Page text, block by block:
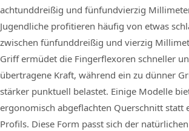
achtunddreißig und fünfundvierzig
Jugendliche profitieren häufig von etwas
zwischen fünfunddreißig und vierzig
Griff ermüdet die Fingerflexoren schneller
übertragene Kraft, während ein zu dünner
stärker punktuell belastet. Einige Modelle
ergonomisch abgeflachten Querschnitt statt
Profils. Diese Form passt sich der